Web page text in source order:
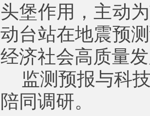
头堡作用，主动
动台站在地震预
经济社会高质量
监测预报与科
陪同调研。